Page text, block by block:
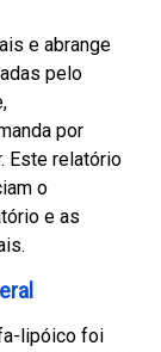
e abrange
pelo
por
Este relatório
o
e as
lipóico foi